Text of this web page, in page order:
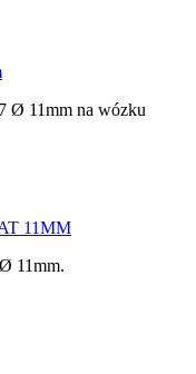
Ø 11mm na wózku
11MM
11mm.